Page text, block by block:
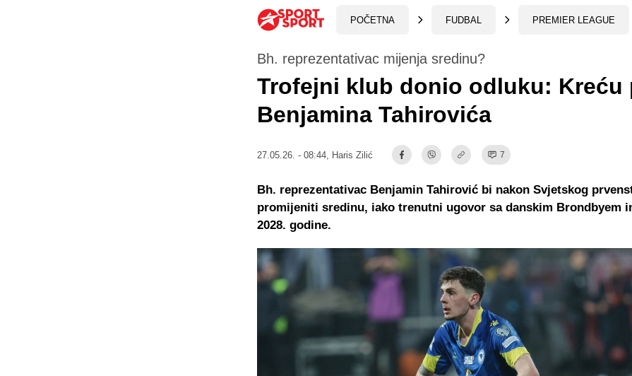
POČETNA FUDBAL PREMIER LEAGUE
Bh. reprezentativac mijenja sredinu?
Trofejni klub donio odluku: Kreću
Benjamina Tahirovića
27.05.26. - 08:44, Haris Zilić 7
Bh. reprezentativac Benjamin Tahirović bi nakon Svjetskog
promijeniti sredinu, iako trenutni ugovor sa danskim Brondbyem
2028. godine.